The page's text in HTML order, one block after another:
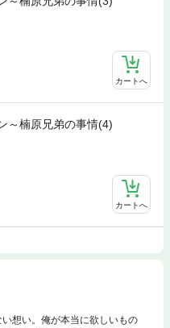
カートへ
～楠原兄弟の事情(4)
カートへ
想い。俺が本当に欲しいもの